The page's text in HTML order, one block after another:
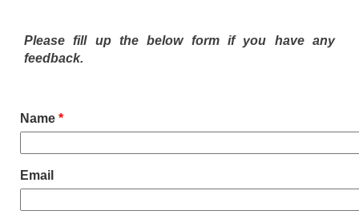
Please fill up the below form if you have any
feedback.
Name *
Email